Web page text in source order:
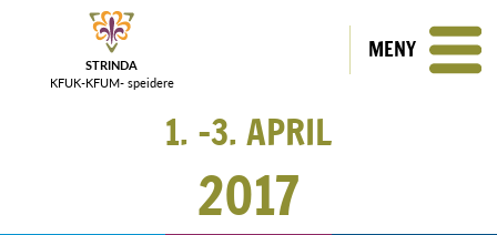
STRINDA
KFUK-KFUM- speidere
MENY
1. 3. APRIL
2017